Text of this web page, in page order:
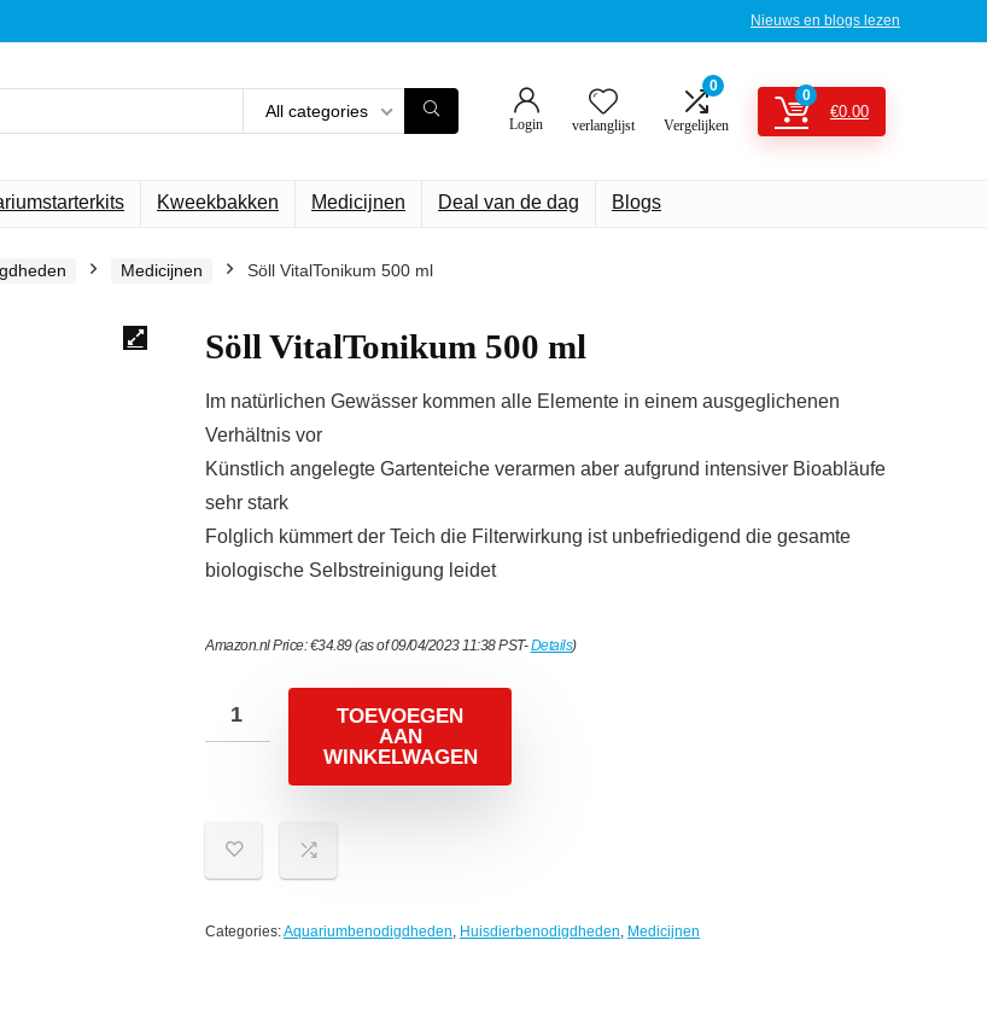
Nieuws en blogs lezen
All categories
Login verlanglijst
0
Vergelijken
0
€0.00
Kweekbakken Medicijnen Deal van de dag Blogs
Medicijnen Söll VitalTonikum 500 ml
Söll VitalTonikum 500 ml
Im natürlichen Gewässer kommen alle Elemente in einem ausgeglichenen
Verhältnis vor
Künstlich angelegte Gartenteiche verarmen aber aufgrund intensiver Bioabläufe
sehr stark
Folglich kümmert der Teich die Filterwirkung ist unbefriedigend die gesamte
biologische Selbstreinigung leidet
Amazon.nl Price:€34.89(as of 09/04/2023 11:38 PST-Details)
TOEVOEGEN
AAN
WINKELWAGEN
Categories:Aquariumbenodigdheden, Huisdierbenodigdheden, Medicijnen